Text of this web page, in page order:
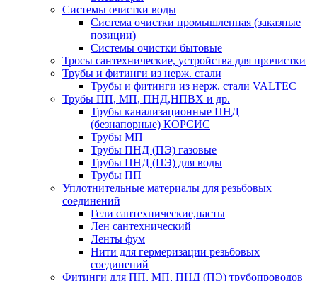
Системы очистки воды
Система очистки промышленная (заказные
позиции)
Системы очистки бытовые
Тросы сантехнические, устройства для прочистки
Трубы и фитинги из нерж. стали
Трубы и фитинги из нерж. стали VALTEC
Трубы ПП, МП, ПНД,НПВХ и др.
Трубы канализационные ПНД
(безнапорные) КОРСИС
Трубы МП
Трубы ПНД (ПЭ) газовые
Трубы ПНД (ПЭ) для воды
Трубы ПП
Уплотнительные материалы для резьбовых
соединений
Гели сантехнические,пасты
Лен сантехнический
Ленты фум
Нити для гермеризации резьбовых
соединений
Фитинги для ПП, МП, ПНД (ПЭ) трубопроводов